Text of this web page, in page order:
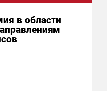
в области